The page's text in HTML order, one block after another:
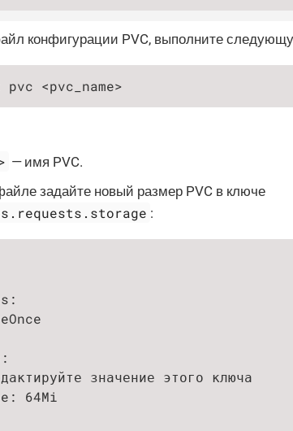
конфигурации PVC, выполните
<pvc_name>
— имя PVC.
задайте новый размер PVC в ключе
:
значение этого ключа
64Mi